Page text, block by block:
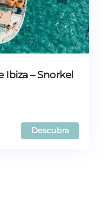
Ibiza – Snorkel
Descubra